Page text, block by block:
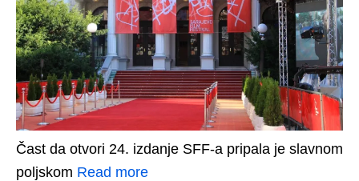
Čast da otvori 24. izdanje SFF-a pripala je slavnom
poljskom Read more